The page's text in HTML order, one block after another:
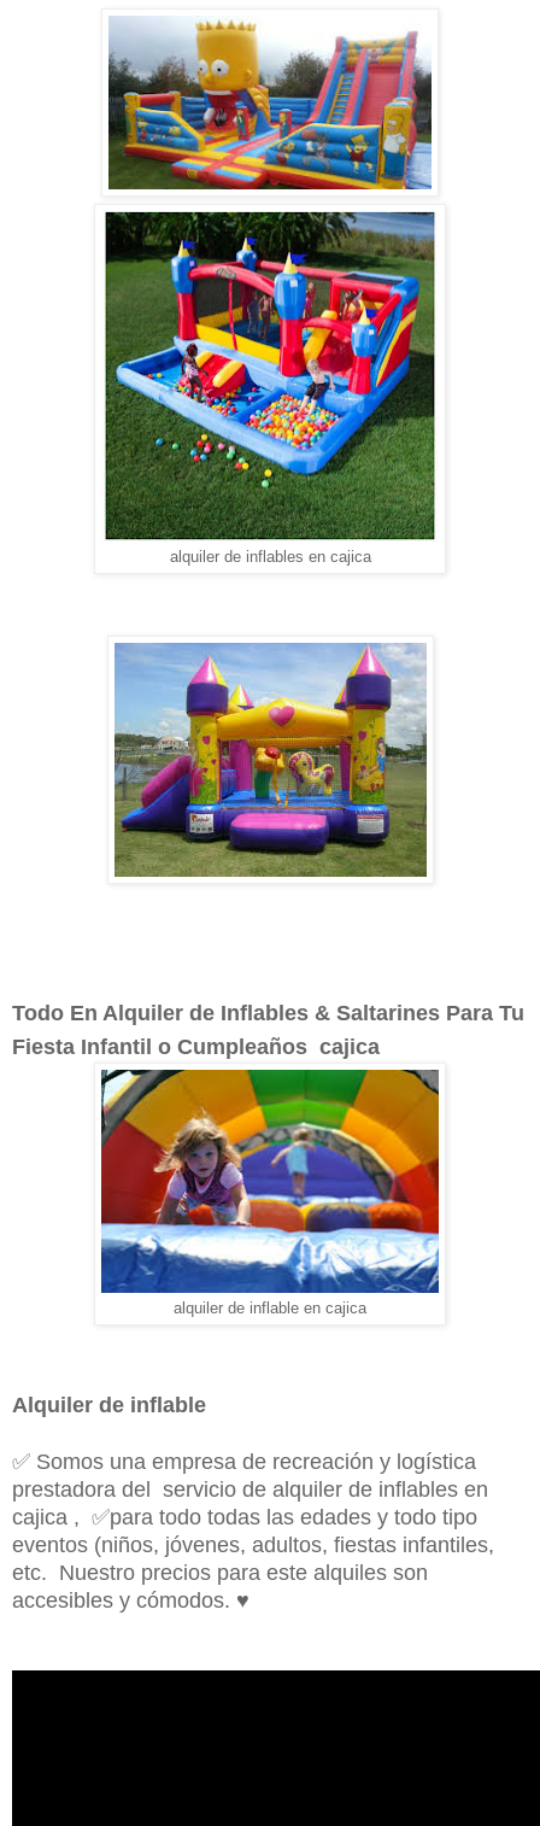
alquiler de inflables en cajica
Todo En Alquiler de Inflables & Saltarines Para Tu
Fiesta Infantil o Cumpleaños cajica
alquiler de inflable en cajica
Alquiler de inflable
✅ Somos una empresa de recreación y logística
prestadora del servicio de alquiler de inflables en
cajica , ✅para todo todas las edades y todo tipo
eventos (niños, jóvenes, adultos, fiestas infantiles,
etc. Nuestro precios para este alquiles son
accesibles y cómodos. ♥